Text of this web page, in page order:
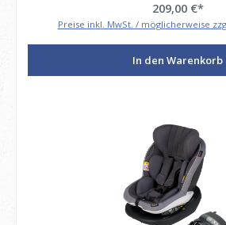
209,00 €*
Preise inkl. MwSt. / möglicherweise
In den Warenkorb